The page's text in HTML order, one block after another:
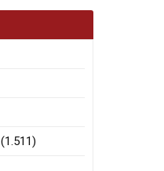
(1.511)